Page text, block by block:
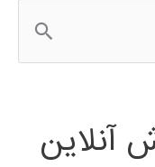
آنلاین